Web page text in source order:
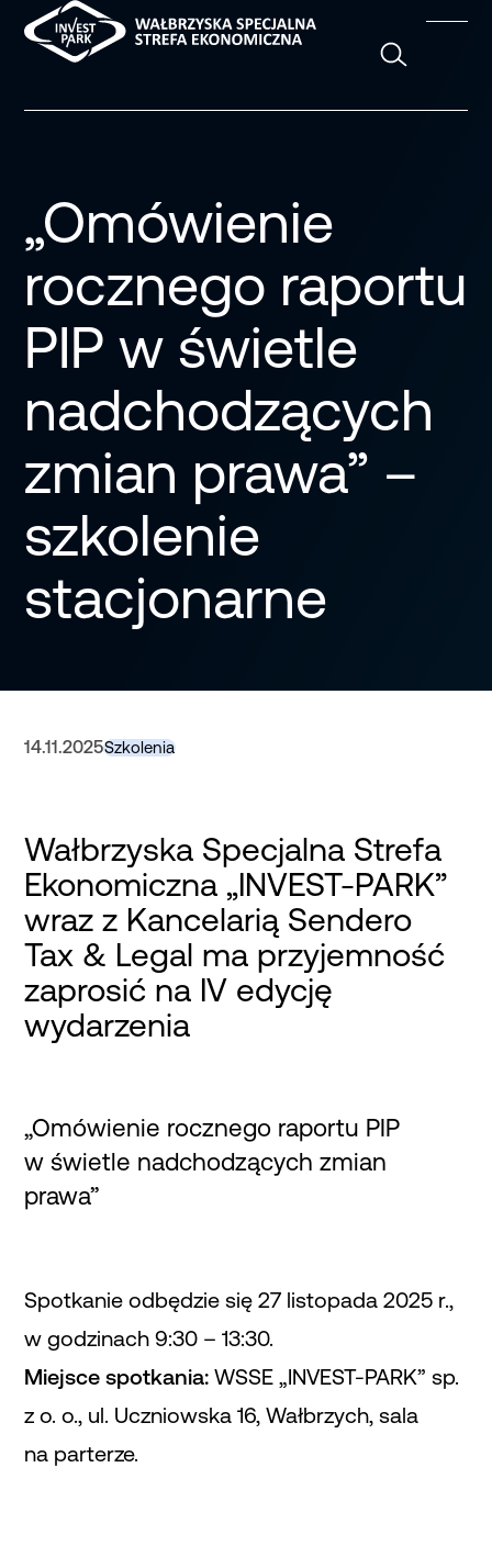
„Omówienie
rocznego raportu
PIP w świetle
nadchodzących
zmian prawa” –
szkolenie
stacjonarne
14.11.2025Szkolenia
Wałbrzyska Specjalna Strefa
Ekonomiczna „INVEST-PARK”
wraz z Kancelarią Sendero
Tax & Legal ma przyjemność
zaprosić na IV edycję
wydarzenia
„Omówienie rocznego raportu PIP
w świetle nadchodzących zmian
prawa”
Spotkanie odbędzie się 27 listopada 2025 r.,
w godzinach 9:30 – 13:30.
Miejsce spotkania: WSSE „INVEST-PARK” sp.
z o. o., ul. Uczniowska 16, Wałbrzych, sala
na parterze.